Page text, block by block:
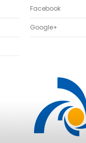
Facebook
Google+